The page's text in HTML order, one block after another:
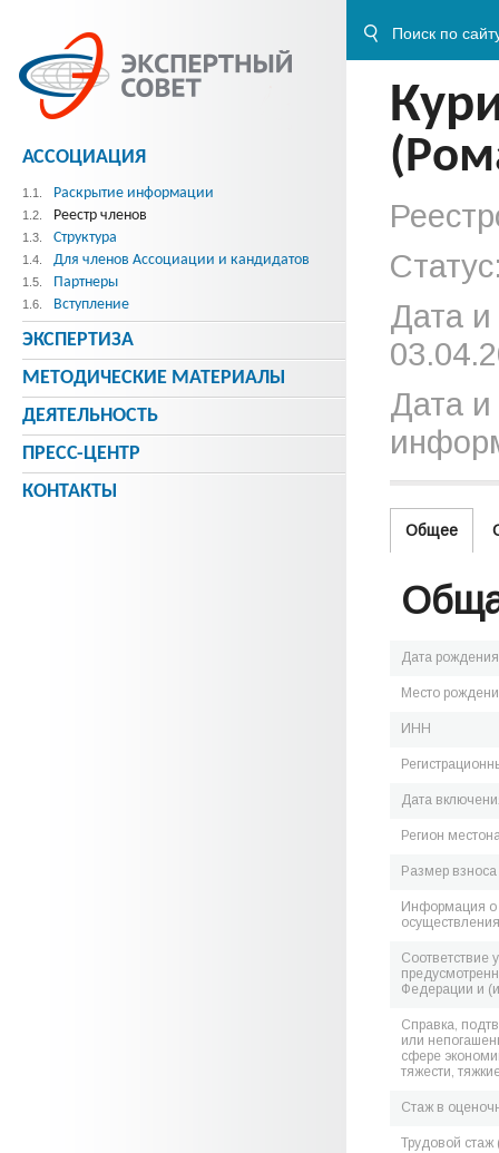
Дата
Дата и
Общее
Дата рождения
Место
ИНН
Дата
Регион
Размер
Информация о
Соответствие
Федерации и
Справка,
или
сфере
тяжести,
Стаж в
Трудовой стаж
АССОЦИАЦИЯ
1.1. Раскрытие информации
1.2. Реестр членов
1.3. Структура
1.4. Для членов Ассоциации и кандидатов
1.5. Партнеры
1.6. Вступление
ЭКСПЕРТИЗА
МЕТОДИЧЕСКИE МАТЕРИАЛЫ
ДЕЯТЕЛЬНОСТЬ
ПРЕСС-ЦЕНТР
КОНТАКТЫ